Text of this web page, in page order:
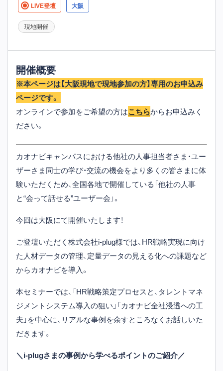
LIVE登壇 大阪
現地開催
開催概要
※本ページは【大阪現地で現地参加の方】専用のお申込み
ページです。
オンラインで参加をご希望の方はこちらからお申込みく
ださい。
カオナビキャンパスにおける他社の人事担当者さま・ユー
ザーさま同士の学び・交流の機会をより多くの皆さまに体
験いただくため、全国各地で開催している「他社の人事
と“会って話せる”ユーザー会」。
今回は大阪にて開催いたします！
ご登壇いただく株式会社i-plug様では、HR戦略実現に向け
た人材データの管理、定量データの見える化への課題など
からカオナビを導入。
本セミナーでは、「HR戦略策定プロセスと、タレントマネ
ジメントシステム導入の狙い」「カオナビ全社浸透への工
夫」を中心に、リアルな事例を余すところなくお話しいた
だきます。
＼i-plugさまの事例から学べるポイントのご紹介／